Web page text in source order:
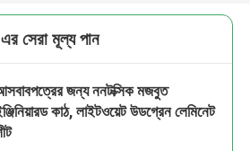
এর সেরা মূল্য পান
জন্য ননটক্সিক মজবুত
কাঠ, লাইটওয়েট উডগ্রেন লেমিনেট